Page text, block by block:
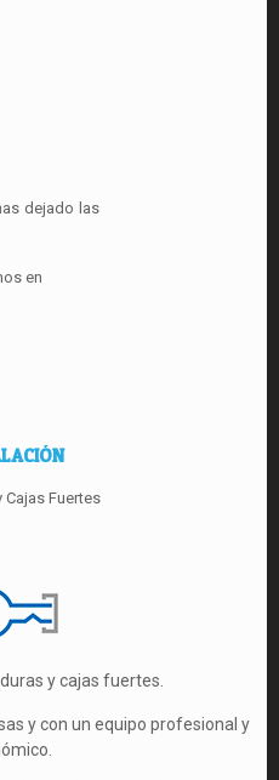
dejado las
en
Cajas Fuertes
y cajas fuertes.
y con un equipo profesional y